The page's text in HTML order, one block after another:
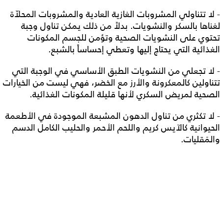
- لا تتناولي المشروبات الغازية العادية والمشروبات المحلاّة
لغناها بالسكر والنشويات. بدلاً من ذلك يمكن تناول وجبة
تحتوي على النشويات الصحية وتؤمن للجسم المكونات
الغذائية التي يحتاج إليها وتعطي إحساساً بالشبع.
- لا تجعلي من النشويات الطبق الأساسي في الوجبة التي
تتناولين كالمعكرونة والأرز مع الخضر، فهي ليست من الخيارات
الصحية لمريض السكري لأنها قليلة المكونات الغذائية.
- لا تكثري من تناول الدهون المشبعة الموجودة في الأطعمة
الحيوانية كالآيس كريم واللحم الأحمر والحليب الكامل الدسم
والمَقليات.